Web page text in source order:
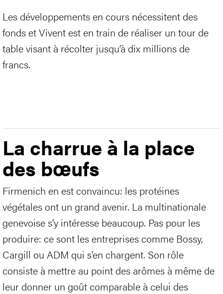
Les développements en cours nécessitent des
fonds et Vivent est en train de réaliser un tour de
table visant à récolter jusqu’à dix millions de
francs.
La charrue à la place
des bœufs
Firmenich en est convaincu: les protéines
végétales ont un grand avenir. La multinationale
genevoise s’y intéresse beaucoup. Pas pour les
produire: ce sont les entreprises comme Bossy,
Cargill ou ADM qui s’en chargent. Son rôle
consiste à mettre au point des arômes à même de
leur donner un goût comparable à celui des